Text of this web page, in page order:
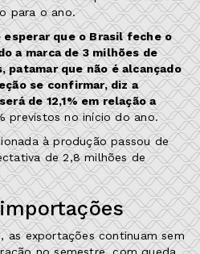
para o ano.
esperar que o Brasil feche o
a marca de 3 milhões de
patamar que não é alcançado
se confirmar, diz a
de 12,1% em relação a
previstos no início do ano.
à produção passou de
de 2,8 milhões de
as exportações continuam sem